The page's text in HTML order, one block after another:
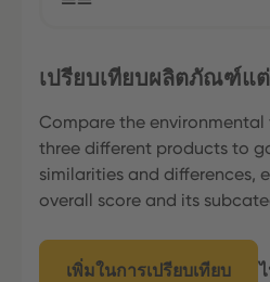
เปรียบเทียบผลิตภัณฑ์แ
Compare the
three different products to
similarities and differences,
overall score and its
เพิ่มในการเปรียบเทียบ